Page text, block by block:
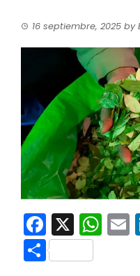
16 septiembre, 2025 by
X